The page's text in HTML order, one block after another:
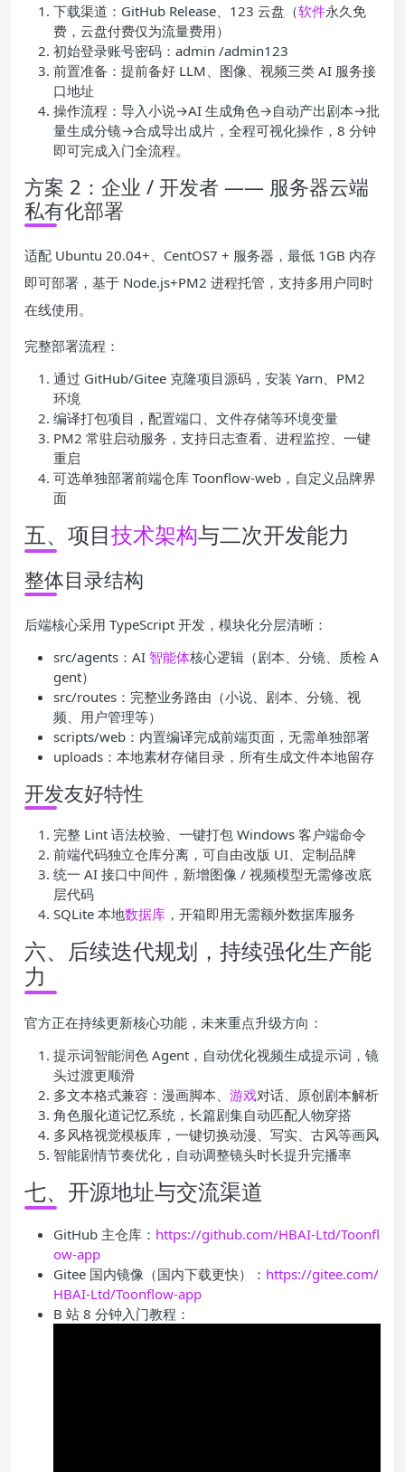
下载渠道：GitHub Release、123 云盘（软件永久免
费，云盘付费仅为流量费用）
初始登录账号密码：admin /admin123
前置准备：提前备好 LLM、图像、视频三类 AI 服务接
口地址
操作流程：导入小说→AI 生成角色→自动产出剧本→批
量生成分镜→合成导出成片，全程可视化操作，8 分钟
即可完成入门全流程。
方案 2：企业 / 开发者 —— 服务器云端
私有化部署
适配 Ubuntu 20.04+、CentOS7 + 服务器，最低 1GB 内存
即可部署，基于 Node.js+PM2 进程托管，支持多用户同时
在线使用。
完整部署流程：
通过 GitHub/Gitee 克隆项目源码，安装 Yarn、PM2
环境
编译打包项目，配置端口、文件存储等环境变量
PM2 常驻启动服务，支持日志查看、进程监控、一键
重启
可选单独部署前端仓库 Toonflow-web，自定义品牌界
面
五、项目技术架构与二次开发能力
整体目录结构
后端核心采用 TypeScript 开发，模块化分层清晰：
src/agents：AI 智能体核心逻辑（剧本、分镜、质检 A
gent）
src/routes：完整业务路由（小说、剧本、分镜、视
频、用户管理等）
scripts/web：内置编译完成前端页面，无需单独部署
uploads：本地素材存储目录，所有生成文件本地留存
开发友好特性
完整 Lint 语法校验、一键打包 Windows 客户端命令
前端代码独立仓库分离，可自由改版 UI、定制品牌
统一 AI 接口中间件，新增图像 / 视频模型无需修改底
层代码
SQLite 本地数据库 ，开箱即用无需额外数据库服务
六、后续迭代规划，持续强化生产能
力
官方正在持续更新核心功能，未来重点升级方向：
提示词智能润色 Agent，自动优化视频生成提示词，镜
头过渡更顺滑
多文本格式兼容：漫画脚本、 游戏对话、原创剧本解析
角色服化道记忆系统，长篇剧集自动匹配人物穿搭
多风格视觉模板库，一键切换动漫、写实、古风等画风
智能剧情节奏优化，自动调整镜头时长提升完播率
七、开源地址与交流渠道
GitHub 主仓库： https://github.com/HBAI-Ltd/Toonfl
ow-app
Gitee 国内镜像（国内下载更快）： https://gitee.com/
HBAI-Ltd/Toonflow-app
B 站 8 分钟入门教程：